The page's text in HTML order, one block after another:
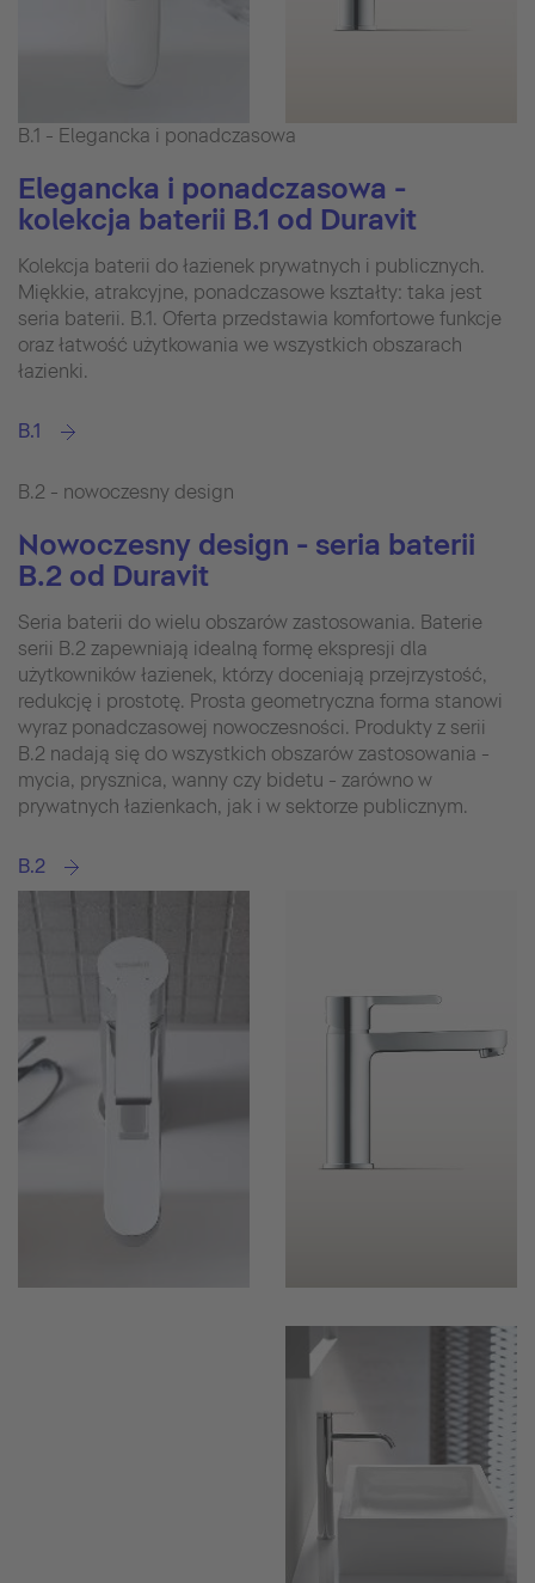
B.1 - Elegancka i ponadczasowa
Elegancka i ponadczasowa -
kolekcja baterii B.1 od Duravit
Kolekcja baterii do łazienek prywatnych i publicznych.
Miękkie, atrakcyjne, ponadczasowe kształty: taka jest
seria baterii. B.1. Oferta przedstawia komfortowe funkcje
oraz łatwość użytkowania we wszystkich obszarach
łazienki.
B.1
B.2 - nowoczesny design
Nowoczesny design - seria baterii
B.2 od Duravit
Seria baterii do wielu obszarów zastosowania. Baterie
serii B.2 zapewniają idealną formę ekspresji dla
użytkowników łazienek, którzy doceniają przejrzystość,
redukcję i prostotę. Prosta geometryczna forma stanowi
wyraz ponadczasowej nowoczesności. Produkty z serii
B.2 nadają się do wszystkich obszarów zastosowania -
mycia, prysznica, wanny czy bidetu - zarówno w
prywatnych łazienkach, jak i w sektorze publicznym.
B.2